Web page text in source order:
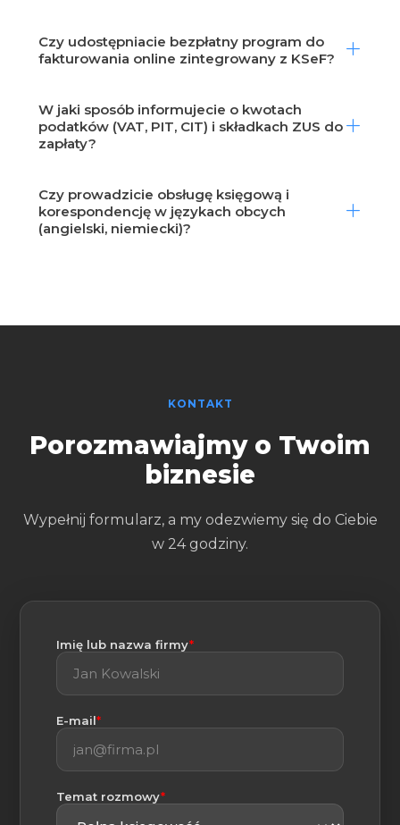
Czy udostępniacie bezpłatny program do
fakturowania online zintegrowany z KSeF?
W jaki sposób informujecie o kwotach
podatków (VAT, PIT, CIT) i składkach ZUS do
zapłaty?
Czy prowadzicie obsługę księgową i
korespondencję w językach obcych
(angielski, niemiecki)?
KONTAKT
Porozmawiajmy o Twoim
biznesie
Wypełnij formularz, a my odezwiemy się do Ciebie
w 24 godziny.
Imię lub nazwa firmy*(wymagane)
E-mail*(wymagane)
Temat rozmowy*(wymagane)